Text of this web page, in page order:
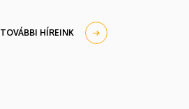
TOVÁBBI HÍREINK